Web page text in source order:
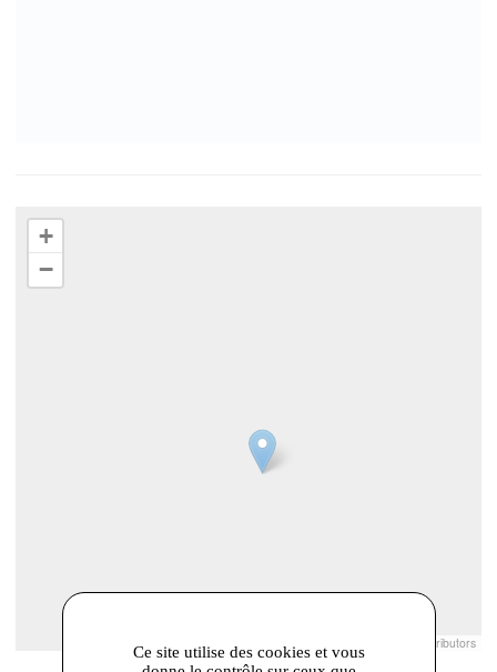
+
−
Leaflet | © Openstreetmap France | © contributors
Ce site utilise des cookies et vous